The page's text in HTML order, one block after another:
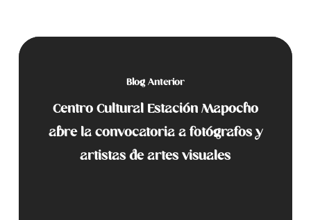
Blog Anterior
Centro Cultural Estación Mapocho
abre la convocatoria a fotógrafos y
artistas de artes visuales